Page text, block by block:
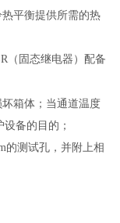
平衡提供所需的热
（固态继电器）配备
箱体；当通道温度
备的目的；
的测试孔，并附上相